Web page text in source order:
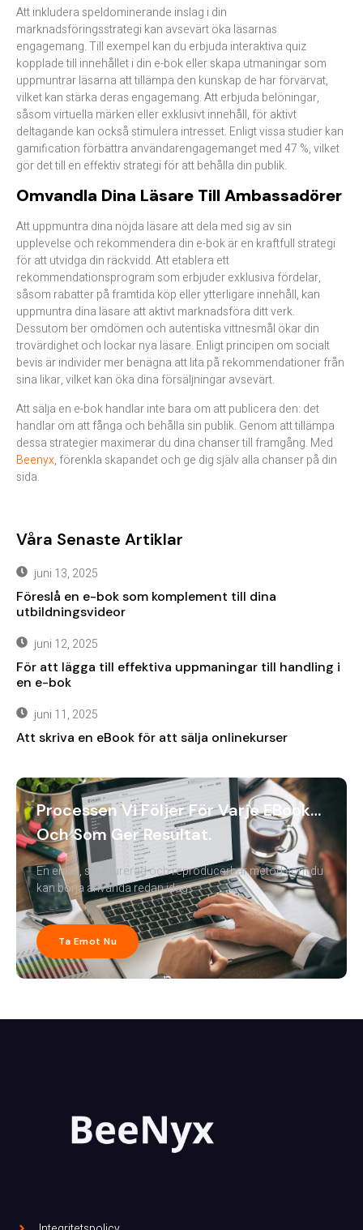
Att inkludera speldominerande inslag i din
marknadsföringsstrategi kan avsevärt öka läsarnas
engagemang. Till exempel kan du erbjuda interaktiva quiz
kopplade till innehållet i din e-bok eller skapa utmaningar som
uppmuntrar läsarna att tillämpa den kunskap de har förvärvat,
vilket kan stärka deras engagemang. Att erbjuda belöningar,
såsom virtuella märken eller exklusivt innehåll, för aktivt
deltagande kan också stimulera intresset. Enligt vissa studier kan
gamification förbättra användarengagemanget med 47 %, vilket
gör det till en effektiv strategi för att behålla din publik.
Omvandla Dina Läsare Till Ambassadörer
Att uppmuntra dina nöjda läsare att dela med sig av sin
upplevelse och rekommendera din e-bok är en kraftfull strategi
för att utvidga din räckvidd. Att etablera ett
rekommendationsprogram som erbjuder exklusiva fördelar,
såsom rabatter på framtida köp eller ytterligare innehåll, kan
uppmuntra dina läsare att aktivt marknadsföra ditt verk.
Dessutom ber omdömen och autentiska vittnesmål ökar din
trovärdighet och lockar nya läsare. Enligt principen om socialt
bevis är individer mer benägna att lita på rekommendationer från
sina likar, vilket kan öka dina försäljningar avsevärt.​
Att sälja en e-bok handlar inte bara om att publicera den: det
handlar om att fånga och behålla sin publik. Genom att tillämpa
dessa strategier maximerar du dina chanser till framgång. Med
Beenyx, förenkla skapandet och ge dig själv alla chanser på din
sida.
Våra Senaste Artiklar
juni 13, 2025
Föreslå en e-bok som komplement till dina
utbildningsvideor
juni 12, 2025
För att lägga till effektiva uppmaningar till handling i
en e-bok
juni 11, 2025
Att skriva en eBook för att sälja onlinekurser
Processen Vi Följer För Varje EBook…
Och Som Ger Resultat.
En enkel, strukturerad och reproducerbar metod som du
kan börja använda redan idag.
Ta Emot Nu